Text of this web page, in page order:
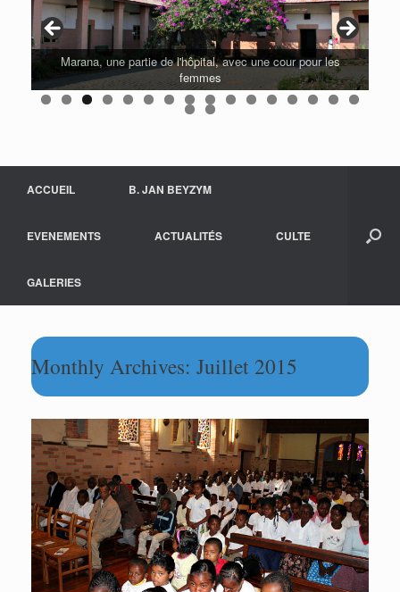
Marana, une partie de l'hôpital, avec une cour pour les
femmes
ACCUEIL B. JAN BEYZYM
EVENEMENTS ACTUALITÉS CULTE
GALERIES
Monthly Archives: Juillet 2015